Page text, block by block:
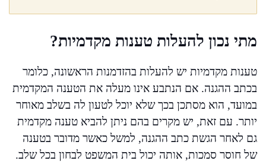
מתי נכון להעלות טענות מקדמיות?
טענות מקדמיות יש להעלות בהזדמנות הראשונה, כלומר
בכתב ההגנה. אם הנתבע אינו מעלה את הטענה המקדמית
במועד, הוא מסתכן בכך שלא יוכל לטעון לה בשלב מאוחר
יותר. עם זאת, יש מקרים בהם ניתן להביא טענה מקדמית
גם לאחר הגשת כתב ההגנה, למשל כאשר מדובר בטענה
של חוסר סמכות, אותה יכול בית המשפט לבחון בכל שלב.